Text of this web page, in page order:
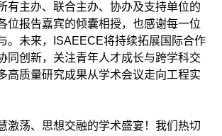
有主办、联合主办、协办及支持单位的
位报告嘉宾的倾囊相授，也感谢每一位
。未来，ISAEECE将持续拓展国际合作
同创新，关注青年人才成长与跨学科交
高质量研究成果从学术会议走向工程实
激荡、思想交融的学术盛宴！我们热切